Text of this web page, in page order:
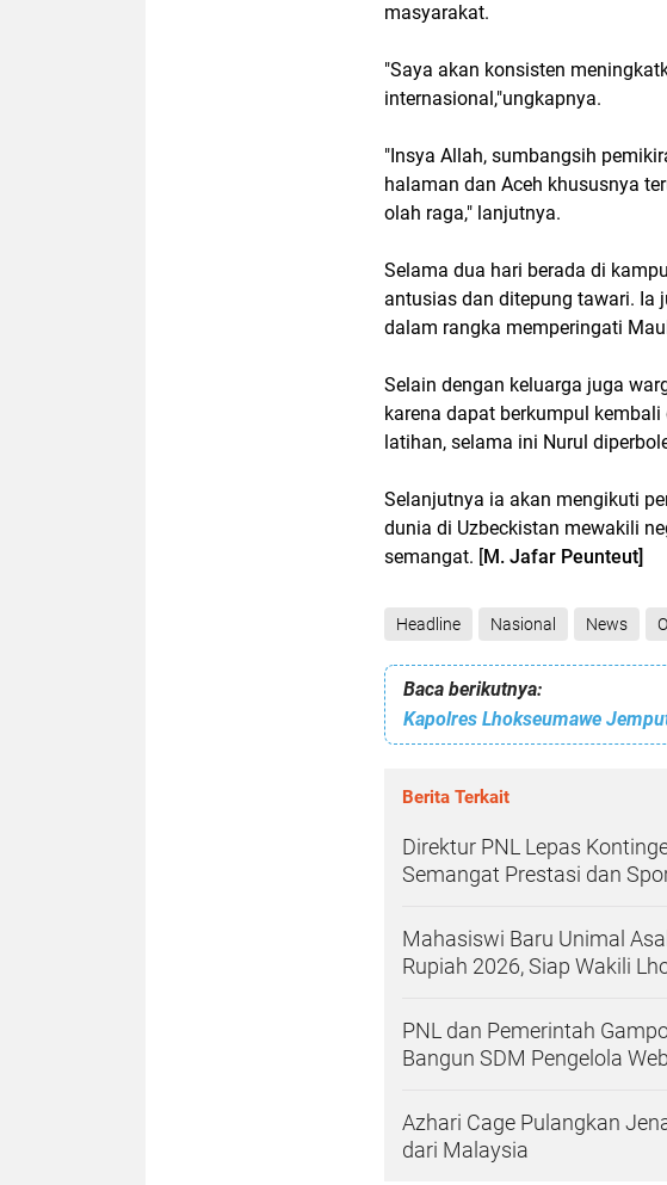
masyarakat.
"Saya akan konsisten
internasional,"ungkapnya.
"Insya Allah, sumbangsih
halaman dan Aceh khususnya
olah raga," lanjutnya.
Selama dua hari berada di
antusias dan ditepung tawari. Ia
dalam rangka memperingati
Selain dengan keluarga juga
karena dapat berkumpul
latihan, selama ini Nurul
Selanjutnya ia akan mengikuti
dunia di Uzbeckistan mewakili
semangat. [M. Jafar Peunteut]
Headline Nasional News
Baca berikutnya:
Berita Terkait
Direktur PNL Lepas
Semangat Prestasi dan
Mahasiswi Baru Unimal
Rupiah 2026, Siap Wakili
PNL dan Pemerintah
Bangun SDM Pengelola
Azhari Cage Pulangkan
dari Malaysia